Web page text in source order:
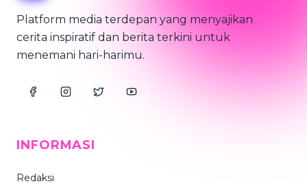
Platform media terdepan yang menyajikan
cerita inspiratif dan berita terkini untuk
menemani hari-harimu.
INFORMASI
Redaksi